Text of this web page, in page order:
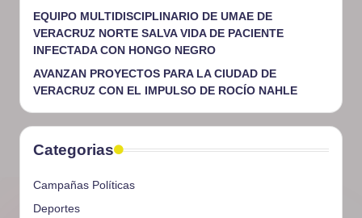
EQUIPO MULTIDISCIPLINARIO DE UMAE DE
VERACRUZ NORTE SALVA VIDA DE PACIENTE
INFECTADA CON HONGO NEGRO
AVANZAN PROYECTOS PARA LA CIUDAD DE
VERACRUZ CON EL IMPULSO DE ROCÍO NAHLE
Categorias
Campañas Políticas
Deportes